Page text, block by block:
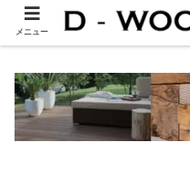
menu10
メニュー